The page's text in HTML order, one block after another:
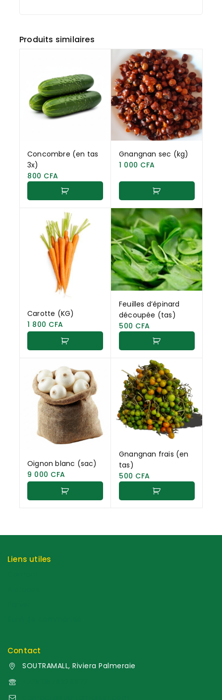
Produits similaires
Concombre (en tas
3x)
800 CFA
Gnangnan sec (kg)
1 000 CFA
Carotte (KG)
1 800 CFA
Feuilles d’épinard
découpée (tas)
500 CFA
Oignon blanc (sac)
9 000 CFA
Gnangnan frais (en
tas)
500 CFA
Liens utiles
Contact
SOUTRAMALL, Riviera Palmeraie